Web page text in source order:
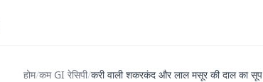
होम/कम GI रेसिपी/करी वाली शकरकंद और लाल मसूर की दाल का सूप